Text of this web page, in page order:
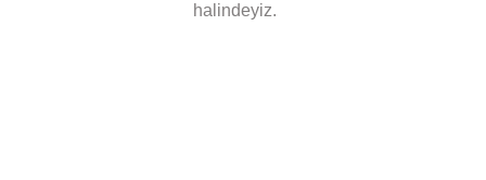
halindeyiz.